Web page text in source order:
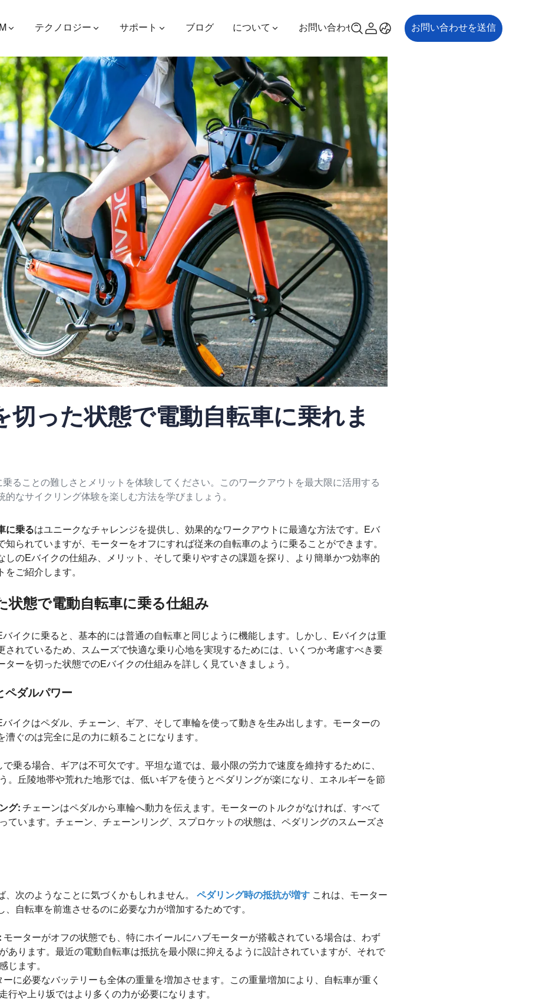
テクノロジー サポート ブログ について お問い合わせ
ES400AV2 ES410 ES600P ES700
お問い合わせを送信
切った状態で電動自転車に乗れま
ることの難しさとメリットを体験してください。このワークアウトを最大限に活用する
的なサイクリング体験を楽しむ方法を学びましょう。
に乗るはユニークなチャレンジを提供し、効果的なワークアウトに最適な方法です。Eバ
知られていますが、モーターをオフにすれば従来の自転車のように乗ることができます。
しのEバイクの仕組み、メリット、そして乗りやすさの課題を探り、より簡単かつ効率的
をご紹介します。
状態で電動自転車に乗る仕組み
イクに乗ると、基本的には普通の自転車と同じように機能します。しかし、Eバイクは重
されているため、スムーズで快適な乗り心地を実現するためには、いくつか考慮すべき要
ターを切った状態でのEバイクの仕組みを詳しく見ていきましょう。
ペダルパワー
イクはペダル、チェーン、ギア、そして車輪を使って動きを生み出します。モーターの
漕ぐのは完全に足の力に頼ることになります。
で乗る場合、ギアは不可欠です。平坦な道では、最小限の労力で速度を維持するために、
。丘陵地帯や荒れた地形では、低いギアを使うとペダリングが楽になり、エネルギーを節
グ: チェーンはペダルから車輪へ動力を伝えます。モーターのトルクがなければ、すべて
ています。チェーン、チェーンリング、スプロケットの状態は、ペダリングのスムーズさ
、次のようなことに気づくかもしれません。 ペダリング時の抵抗が増す これは、モーター
、自転車を前進させるのに必要な力が増加するためです。
モーターがオフの状態でも、特にホイールにハブモーターが搭載されている場合は、わず
あります。最近の電動自転車は抵抗を最小限に抑えるように設計されていますが、それで
じます。
ーに必要なバッテリーも全体の重量を増加させます。この重量増加により、自転車が重く
行や上り坂ではより多くの力が必要になります。